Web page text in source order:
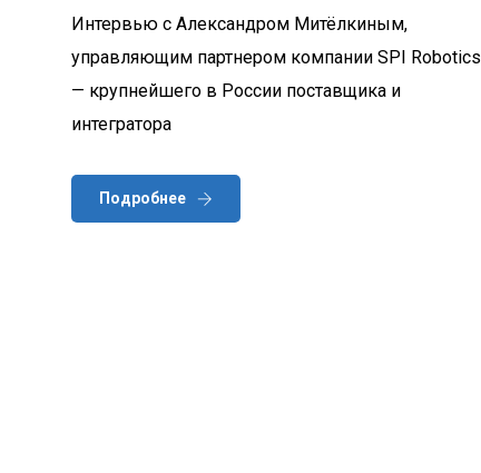
Интервью с Александром Митёлкиным,
управляющим партнером компании SPI Robotics
— крупнейшего в России поставщика и
интегратора
Подробнее